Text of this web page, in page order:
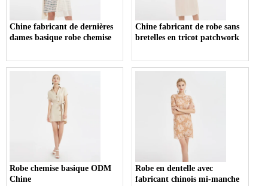
Chine fabricant de dernières
dames basique robe chemise
Chine fabricant de robe sans
bretelles en tricot patchwork
Robe chemise basique ODM
Chine
Robe en dentelle avec
fabricant chinois mi-manche